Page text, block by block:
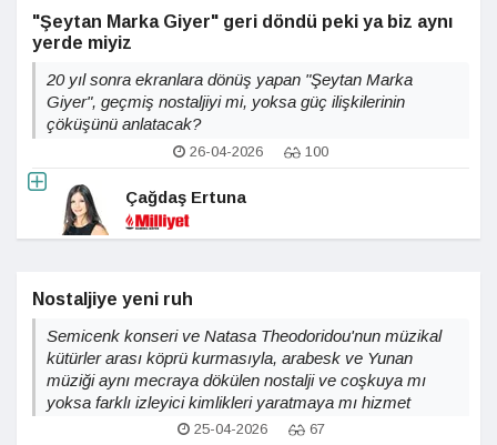
"Şeytan Marka Giyer" geri döndü peki ya biz aynı
yerde miyiz
20 yıl sonra ekranlara dönüş yapan "Şeytan Marka
Giyer", geçmiş nostaljiyi mi, yoksa güç ilişkilerinin
çöküşünü anlatacak?
26-04-2026 100
Çağdaş Ertuna
Nostaljiye yeni ruh
Semicenk konseri ve Natasa Theodoridou'nun müzikal
kütürler arası köprü kurmasıyla, arabesk ve Yunan
müziği aynı mecraya dökülen nostalji ve coşkuya mı
yoksa farklı izleyici kimlikleri yaratmaya mı hizmet
25-04-2026 67